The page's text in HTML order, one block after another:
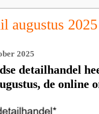
augustus
2025
detailhandel
de online